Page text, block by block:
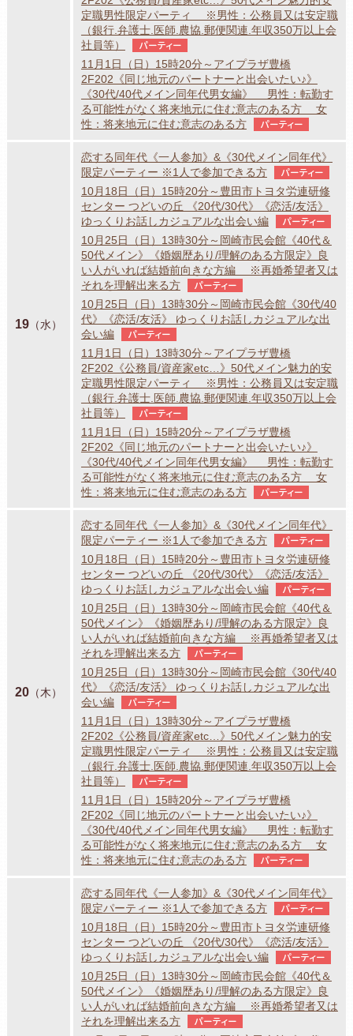
定職男性限定パーティ ※男性：公務員又は安定職
（銀行.弁護士.医師.農協.郵便関連.年収350万以上会
社員等）
パーティー
11月1日（日）15時20分～アイプラザ豊橋
2F202《同じ地元のパートナーと出会いたい♪》
《30代/40代メイン同年代男女編》 男性：転勤す
る可能性がなく将来地元に住む意志のある方 女
性：将来地元に住む意志のある方
パーティー
19（水）
恋する同年代《一人参加》&《30代メイン同年代》
限定パーティー ※1人で参加できる方
パーティー
10月18日（日）15時20分～豊田市トヨタ労連研修
センター つどいの丘 《20代/30代》《恋活/友活》
ゆっくりお話しカジュアルな出会い編
パーティー
10月25日（日）13時30分～岡崎市民会館《40代＆
50代メイン》《婚姻歴あり/理解のある方限定》良
い人がいれば結婚前向きな方編 ※再婚希望者又は
それを理解出来る方
パーティー
10月25日（日）13時30分～岡崎市民会館《30代/40
代》《恋活/友活》 ゆっくりお話しカジュアルな出
会い編
パーティー
11月1日（日）13時30分～アイプラザ豊橋
2F202《公務員/資産家etc…》50代メイン魅力的安
定職男性限定パーティ ※男性：公務員又は安定職
（銀行.弁護士.医師.農協.郵便関連.年収350万以上会
社員等）
パーティー
11月1日（日）15時20分～アイプラザ豊橋
2F202《同じ地元のパートナーと出会いたい♪》
《30代/40代メイン同年代男女編》 男性：転勤す
る可能性がなく将来地元に住む意志のある方 女
性：将来地元に住む意志のある方
パーティー
20（木）
恋する同年代《一人参加》&《30代メイン同年代》
限定パーティー ※1人で参加できる方
パーティー
10月18日（日）15時20分～豊田市トヨタ労連研修
センター つどいの丘 《20代/30代》《恋活/友活》
ゆっくりお話しカジュアルな出会い編
パーティー
10月25日（日）13時30分～岡崎市民会館《40代＆
50代メイン》《婚姻歴あり/理解のある方限定》良
い人がいれば結婚前向きな方編 ※再婚希望者又は
それを理解出来る方
パーティー
10月25日（日）13時30分～岡崎市民会館《30代/40
代》《恋活/友活》 ゆっくりお話しカジュアルな出
会い編
パーティー
11月1日（日）13時30分～アイプラザ豊橋
2F202《公務員/資産家etc…》50代メイン魅力的安
定職男性限定パーティ ※男性：公務員又は安定職
（銀行.弁護士.医師.農協.郵便関連.年収350万以上会
社員等）
パーティー
11月1日（日）15時20分～アイプラザ豊橋
2F202《同じ地元のパートナーと出会いたい♪》
《30代/40代メイン同年代男女編》 男性：転勤す
る可能性がなく将来地元に住む意志のある方 女
性：将来地元に住む意志のある方
パーティー
恋する同年代《一人参加》&《30代メイン同年代》
限定パーティー ※1人で参加できる方
パーティー
10月18日（日）15時20分～豊田市トヨタ労連研修
センター つどいの丘 《20代/30代》《恋活/友活》
ゆっくりお話しカジュアルな出会い編
パーティー
10月25日（日）13時30分～岡崎市民会館《40代＆
50代メイン》《婚姻歴あり/理解のある方限定》良
い人がいれば結婚前向きな方編 ※再婚希望者又は
それを理解出来る方
パーティー